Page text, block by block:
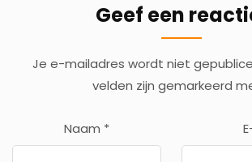
Geef een
Je e-mailadres wordt niet
velden zijn gemarkeerd
Naam *